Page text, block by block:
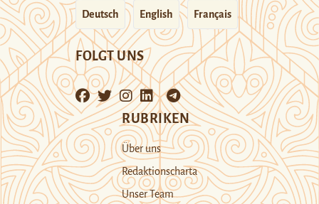
Deutsch English Français
FOLGT UNS
RUBRIKEN
Über uns
Redaktionscharta
Unser Team